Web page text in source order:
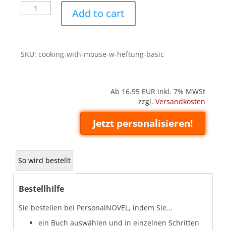
Cooking
with
W
(Heftung
Add to cart
SKU:cooking-with-mouse-w-heftung-basic
Ab 16.95 EUR inkl. 7% MWSt
zzgl. Versandkosten
Jetzt personalisieren!
So wird bestellt
Bestellhilfe
Sie bestellen bei PersonalNOVEL, indem Sie...
ein Buch auswählen und in einzelnen Schritten